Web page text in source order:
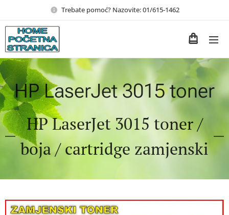
Trebate pomoć? Nazovite: 01/615-1462
HP LaserJet 3015 toner
HP LaserJet 3015 toner /
boja / cartridge zamjenski